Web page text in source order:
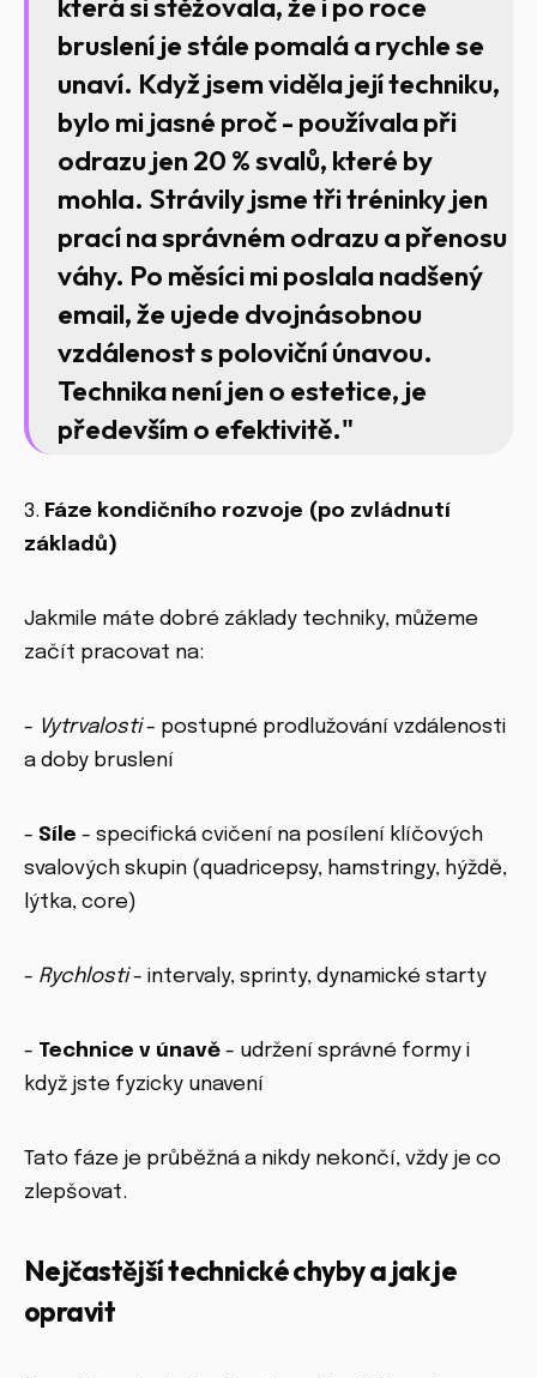
bruslení je stále pomalá a rychle se
unaví. Když jsem viděla její techniku,
bylo mi jasné proč - používala při
odrazu jen 20 % svalů, které by
mohla. Strávily jsme tři tréninky jen
prací na správném odrazu a přenosu
váhy. Po měsíci mi poslala nadšený
email, že ujede dvojnásobnou
vzdálenost s poloviční únavou.
Technika není jen o estetice, je
především o efektivitě."
3. Fáze kondičního rozvoje (po zvládnutí
základů)
Jakmile máte dobré základy techniky, můžeme
začít pracovat na:
- Vytrvalosti- postupné prodlužování vzdálenosti
a doby bruslení
- Síle - specifická cvičení na posílení klíčových
svalových skupin (quadricepsy, hamstringy, hýždě,
lýtka, core)
- Rychlosti- intervaly, sprinty, dynamické starty
- Technice v únavě - udržení správné formy i
když jste fyzicky unavení
Tato fáze je průběžná a nikdy nekončí, vždy je co
zlepšovat.
Nejčastější technické chyby a jak je
opravit